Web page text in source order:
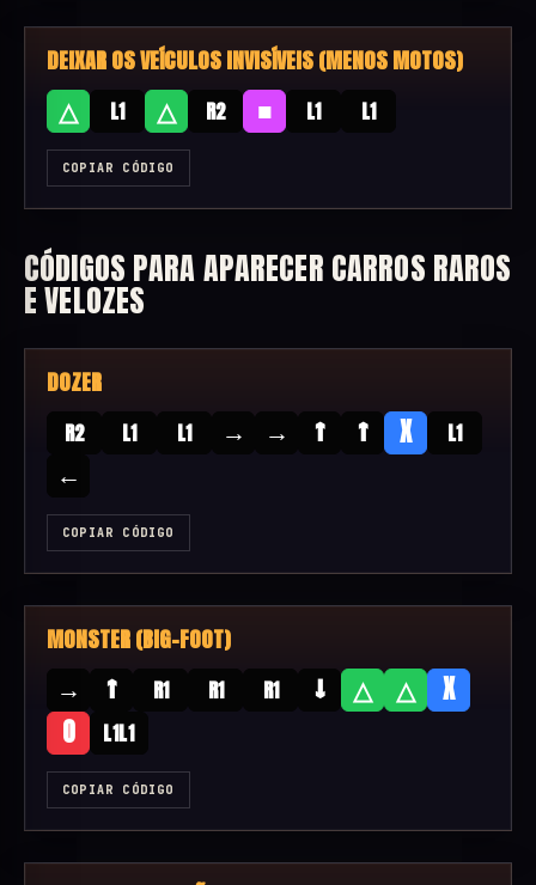
DEIXAR OS VEÍCULOS INVISÍVEIS (MENOS MOTOS)
△ L1 △ R2 ■ L1 L1
COPIAR CÓDIGO
CÓDIGOS PARA APARECER CARROS RAROS
E VELOZES
DOZER
R2 L1 L1 → → ↑ ↑ X L1
←
COPIAR CÓDIGO
MONSTER (BIG-FOOT)
→ ↑ R1 R1 R1 ↓ △ △
X
O
L1L1
COPIAR CÓDIGO